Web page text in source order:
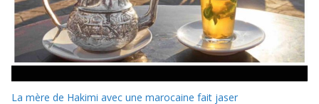
La mère de Hakimi avec une marocaine fait jaser